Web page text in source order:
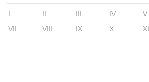
I II III IV V
VII
VIII IX X XI